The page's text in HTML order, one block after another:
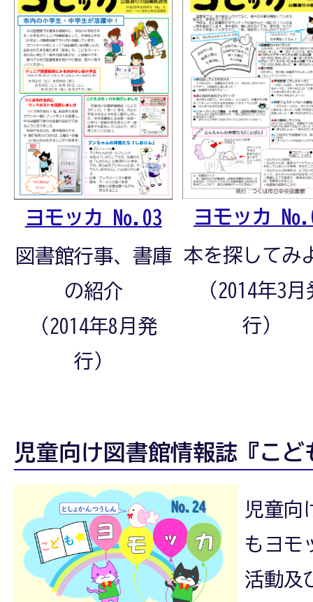
ヨモッカ No.03
図書館行事、書庫
の紹介
（2014年8月発
行）
ヨモッカ
本を探してみ
（2014年3月
行）
児童向け図書館情報誌『こど
児童向
もヨモ
活動及